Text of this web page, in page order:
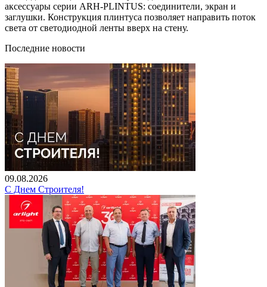
аксессуары серии ARH-PLINTUS: соединители, экран и
заглушки. Конструкция плинтуса позволяет направить поток
света от светодиодной ленты вверх на стену.
Последние новости
09.08.2026
С Днем Строителя!